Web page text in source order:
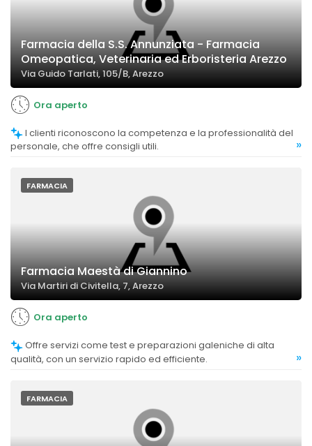
Farmacia della S.S. Annunziata - Farmacia
Omeopatica, Veterinaria ed Erboristeria Arezzo
Via Guido Tarlati, 105/B, Arezzo
Ora aperto
personale, che offre consigli utili.
»
FARMACIA
Farmacia Maestà di Giannino
Via Martiri di Civitella, 7, Arezzo
Ora aperto
qualità, con un servizio rapido ed efficiente.
»
FARMACIA